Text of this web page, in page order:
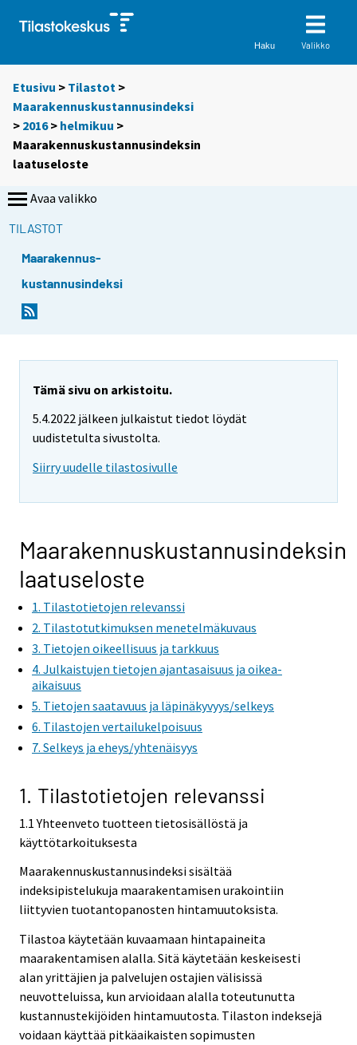
Haku Valikko
Etusivu > Tilastot >
Maarakennuskustannusindeksi
> 2016> helmikuu >
Maarakennuskustannusindeksin
laatuseloste
Avaa valikko
TILASTOT
Maarakennus-
kustannusindeksi
Tämä sivu on arkistoitu.
5.4.2022 jälkeen julkaistut tiedot löydät
uudistetulta sivustolta.
Siirry uudelle tilastosivulle
Maarakennuskustannusindeksin
laatuseloste
1. Tilastotietojen relevanssi
2. Tilastotutkimuksen menetelmäkuvaus
3. Tietojen oikeellisuus ja tarkkuus
4. Julkaistujen tietojen ajantasaisuus ja oikea-
aikaisuus
5. Tietojen saatavuus ja läpinäkyvyys/selkeys
6. Tilastojen vertailukelpoisuus
7. Selkeys ja eheys/yhtenäisyys
1. Tilastotietojen relevanssi
1.1 Yhteenveto tuotteen tietosisällöstä ja
käyttötarkoituksesta
Maarakennuskustannusindeksi sisältää
indeksipistelukuja maarakentamisen urakointiin
liittyvien tuotantopanosten hintamuutoksista.
Tilastoa käytetään kuvaamaan hintapaineita
maarakentamisen alalla. Sitä käytetään keskeisesti
alan yrittäjien ja palvelujen ostajien välisissä
neuvotteluissa, kun arvioidaan alalla toteutunutta
kustannustekijöiden hintamuutosta. Tilaston indeksejä
voidaan käyttää pitkäaikaisten sopimusten